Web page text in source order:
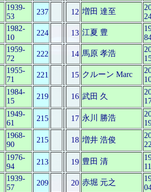
1939-
53
237 12 増田 達至
1982-
10
224 13 江夏 豊
1959-
72
222 14 馬原 孝浩
1955-
71
221 15 クルーン Marc
1984-
15
219 16 武田 久
1949-
61
215 17 永川 勝浩
1968-
90
215 18 増井 浩俊
1976-
94
213 19 豊田 清
11
1939-
57
209 20 赤堀 元之